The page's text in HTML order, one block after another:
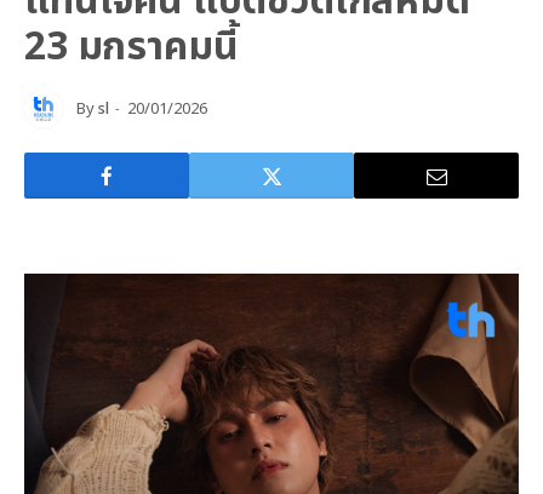
23 มกราคมนี้
Bysl 20/01/2026